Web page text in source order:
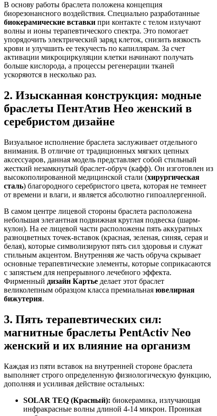
В основу работы браслета положена концепция
биорезонансного воздействия. Специально разработанные
биокерамические вставки при контакте с телом излучают
волны и ионы терапевтического спектра. Это помогает
упорядочить электрический заряд клеток, снизить вязкость
крови и улучшить ее текучесть по капиллярам. За счет
активации микроциркуляции клетки начинают получать
больше кислорода, а процессы регенерации тканей
ускоряются в несколько раз.
2. Изысканная конструкция: модные
браслеты ПентАтив Нео женский в
серебристом дизайне
Визуальное исполнение браслета заслуживает отдельного
внимания. В отличие от традиционных мягких цепных
аксессуаров, данная модель представляет собой стильный
жесткий незамкнутый браслет-обруч (кафф). Он изготовлен из
высокополированной медицинской стали (хирургическая
сталь) благородного серебристого цвета, которая не темнеет
от времени и влаги, и является абсолютно гипоаллергенной.
В самом центре лицевой стороны браслета расположена
небольшая элегантная подвижная круглая подвеска (шарм-
кулон). На ее лицевой части расположены пять аккуратных
разноцветных точек-вставок (красная, зеленая, синяя, серая и
белая), которые символизируют пять сил здоровья и служат
стильным акцентом. Внутренняя же часть обруча скрывает
основные терапевтические элементы, которые соприкасаются
с запястьем для непрерывного лечебного эффекта.
Фирменный дизайн Картье делает этот браслет
великолепным образцом класса премиальная ювелирная
бижутерия.
3. Пять терапевтических сил:
магнитные браслеты PentActiv Neo
женский и их влияние на организм
Каждая из пяти вставок на внутренней стороне браслета
выполняет строго определенную физиологическую функцию,
дополняя и усиливая действие остальных:
SOLAR TEQ (Красный): биокерамика, излучающая
инфракрасные волны длиной 4-14 микрон. Проникая